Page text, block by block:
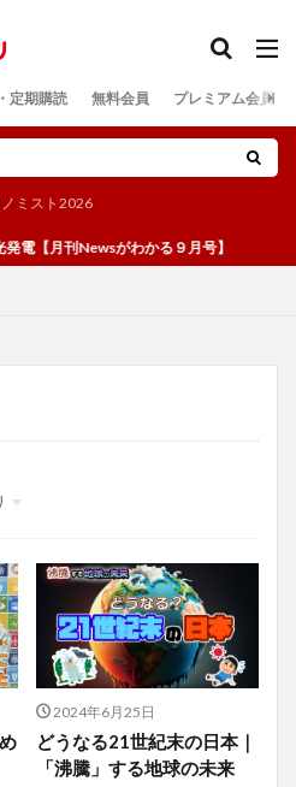
定期購読 無料会員 プレミアム会員
ミスト2026
【月刊Newsがわかる９月号】
2024年6月25日
どうなる21世紀末の日本｜
「沸騰」する地球の未来
検索